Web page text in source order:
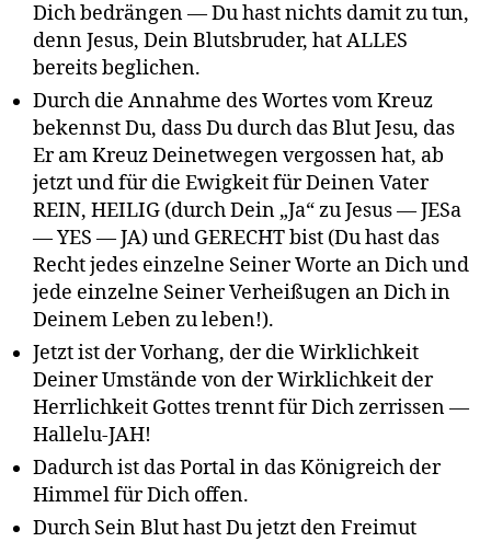
Dich bedrängen — Du hast nichts damit zu tun,
denn Jesus, Dein Blutsbruder, hat ALLES
bereits beglichen.
Durch die Annahme des Wortes vom Kreuz
bekennst Du, dass Du durch das Blut Jesu, das
Er am Kreuz Deinetwegen vergossen hat, ab
jetzt und für die Ewigkeit für Deinen Vater
REIN, HEILIG (durch Dein „Ja“ zu Jesus — JESa
— YES — JA) und GERECHT bist (Du hast das
Recht jedes einzelne Seiner Worte an Dich und
jede einzelne Seiner Verheißugen an Dich in
Deinem Leben zu leben!).
Jetzt ist der Vorhang, der die Wirklichkeit
Deiner Umstände von der Wirklichkeit der
Herrlichkeit Gottes trennt für Dich zerrissen —
Hallelu-JAH!
Dadurch ist das Portal in das Königreich der
Himmel für Dich offen.
Durch Sein Blut hast Du jetzt den Freimut